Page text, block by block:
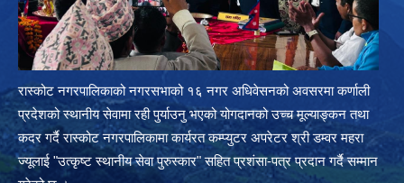
रास्कोट नगरपालिकाको नगरसभाको १६ नगर अधिवेसनको अवसरमा कर्णाली
प्रदेशको स्थानीय सेवामा रही पुर्याउनु भएको योगदानको उच्च मूल्याङ्कन तथा
कदर गर्दै रास्कोट नगरपालिकामा कार्यरत कम्प्युटर अपरेटर श्री डम्वर महरा
ज्यूलाई "उत्कृष्ट स्थानीय सेवा पुरुस्कार" सहित प्रशंसा-पत्र प्रदान गर्दै सम्मान